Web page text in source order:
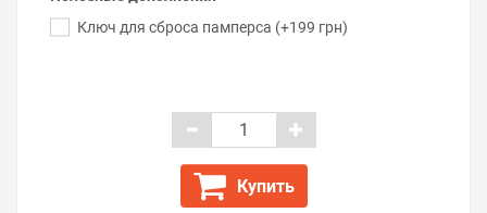
Ключ для сброса памперса (+199 грн)
Купить